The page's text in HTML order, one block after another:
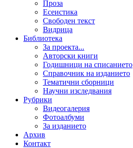
Проза
Есеистика
Свободен текст
Видрица
Библиотека
За проекта...
Авторски книги
Годишници на списанието
Справочник на изданието
Тематични сборници
Научни изследвания
Рубрики
Видеогалерия
Фотоалбуми
За изданието
Архив
Контакт